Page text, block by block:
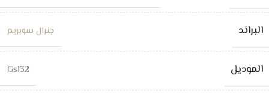
البراند جنرال سوبريم
الموديل Gs132